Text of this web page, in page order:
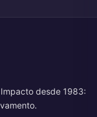
desde 1983: